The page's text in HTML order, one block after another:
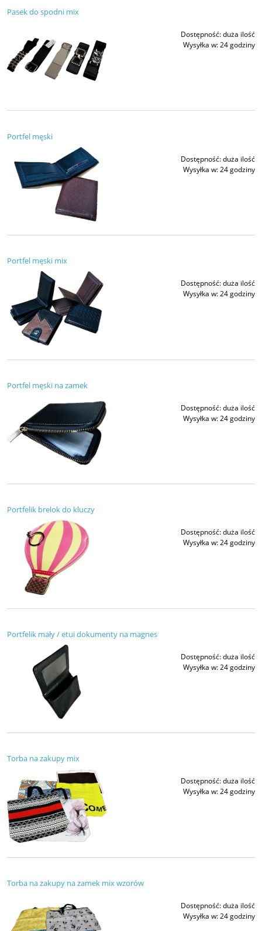
Pasek do spodni mix
Dostępność:duża ilość
Wysyłka w:24 godziny
Portfel męski
Dostępność:duża ilość
Wysyłka w:24 godziny
Portfel męski mix
Dostępność:duża ilość
Wysyłka w:24 godziny
Portfel męski na zamek
Dostępność:duża ilość
Wysyłka w:24 godziny
Portfelik brelok do kluczy
Dostępność:duża ilość
Wysyłka w:24 godziny
Portfelik mały / etui dokumenty na magnes
Dostępność:duża ilość
Wysyłka w:24 godziny
Torba na zakupy mix
Dostępność:duża ilość
Wysyłka w:24 godziny
Torba na zakupy na zamek mix wzorów
Dostępność:duża ilość
Wysyłka w:24 godziny